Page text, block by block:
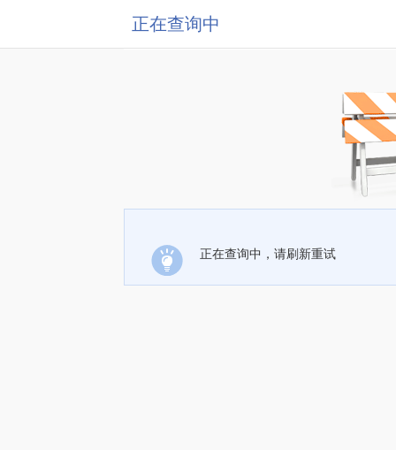
正在查询中
正在查询中，请刷新重试